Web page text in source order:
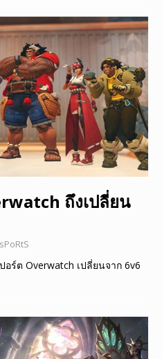
ถึงเปลี่ยน
อร์ต Overwatch เปลี่ยนจาก 6v6